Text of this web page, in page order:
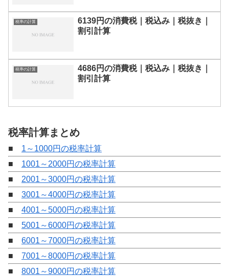
税率の計算
6139円の消費税｜税込み｜税抜き｜
割引計算
税率の計算
4686円の消費税｜税込み｜税抜き｜
割引計算
税率計算まとめ
■ 1～1000円の税率計算
■ 1001～2000円の税率計算
■ 2001～3000円の税率計算
■ 3001～4000円の税率計算
■ 4001～5000円の税率計算
■ 5001～6000円の税率計算
■ 6001～7000円の税率計算
■ 7001～8000円の税率計算
■ 8001～9000円の税率計算